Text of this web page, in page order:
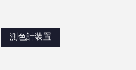
測色計装置